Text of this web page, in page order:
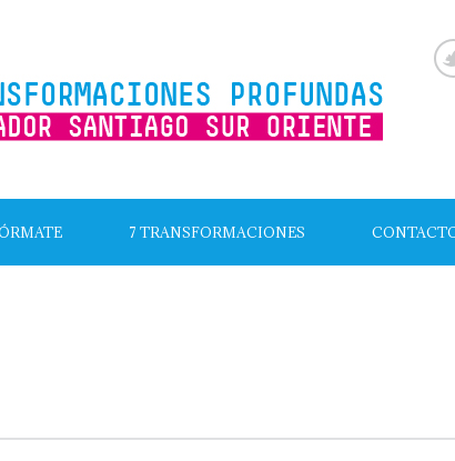
7 TRANSFORMACIONES